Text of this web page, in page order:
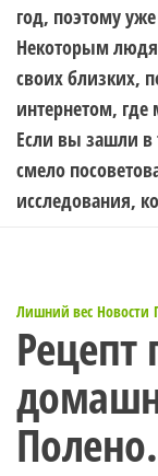
год, поэтому
Некоторым
своих близких,
интернетом,
Если вы зашли
смело
исследования,
Лишний вес Новости
Рецепт
Полено.